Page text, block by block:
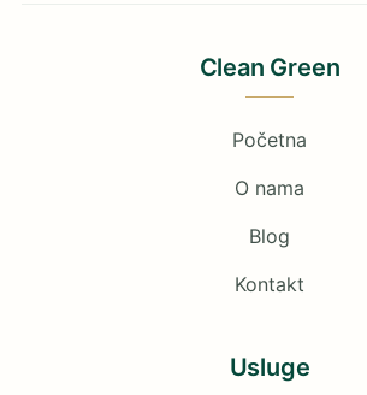
Clean Green
Početna
O nama
Blog
Kontakt
Usluge